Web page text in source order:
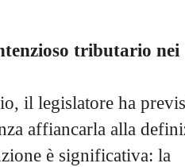
tributario nei
il legislatore ha
affiancarla alla
è significativa: la